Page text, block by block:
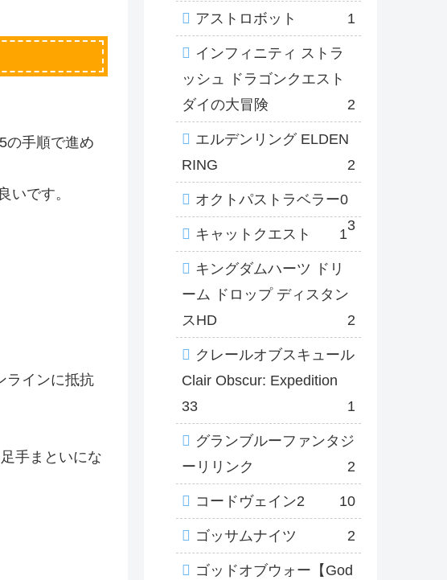
の手順で進め
いです。
ラインに抵抗
手まといにな
アストロボット 1
インフィニティ ストラ
ッシュ ドラゴンクエスト
ダイの大冒険
2
エルデンリング ELDEN
RING
2
オクトパストラベラー0
3
キャットクエスト 1
キングダムハーツ ドリ
ーム ドロップ ディスタン
スHD
2
クレールオブスキュール
Clair Obscur: Expedition
33
1
グランブルーファンタジ
ーリリンク
2
コードヴェイン2 10
ゴッサムナイツ 2
ゴッドオブウォー【God